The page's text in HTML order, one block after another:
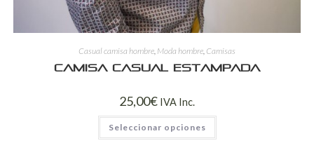
Casual camisa hombre Moda hombre Camisas
Camisa casual estampada
25,00€ IVA Inc.
Seleccionar opciones